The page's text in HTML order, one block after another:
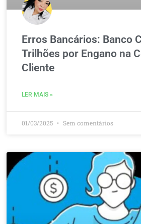
Erros Bancários: Banco
Trilhões por Engano na
Cliente
LER MAIS »
01/03/2025 Sem comentários